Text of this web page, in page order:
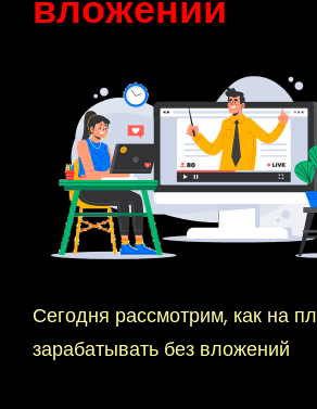
Сегодня рассмотрим, как на
зарабатывать без вложений